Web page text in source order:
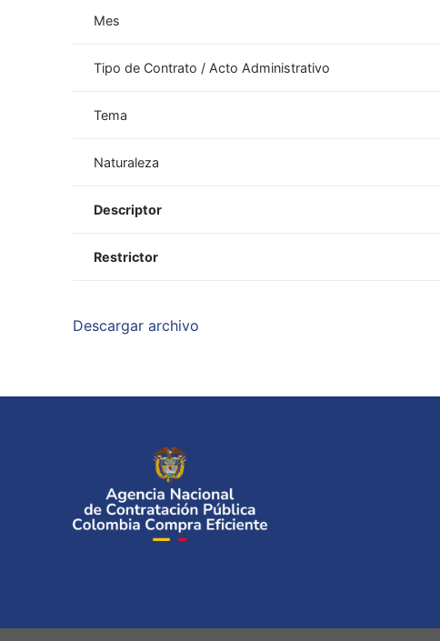
Mes
Tipo de Contrato / Acto Administrativo
Tema
Naturaleza
Descriptor
Restrictor
Descargar archivo